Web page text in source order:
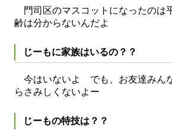
門司区のマスコットになったのは
齢は分からないんだよ
じーもに家族はいるの？？
今はいないよ でも、お友達みん
らさみしくないよー
じーもの特技は？？